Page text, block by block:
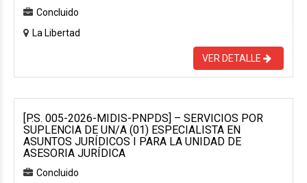
Concluido
La Libertad
VER DETALLE
[P.S. 005-2026-MIDIS-PNPDS] – SERVICIOS POR
SUPLENCIA DE UN/A (01) ESPECIALISTA EN
ASUNTOS JURÍDICOS I PARA LA UNIDAD DE
ASESORIA JURÍDICA
Concluido